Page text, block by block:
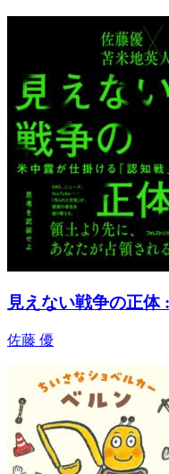
見えない戦争の正体
佐藤 優